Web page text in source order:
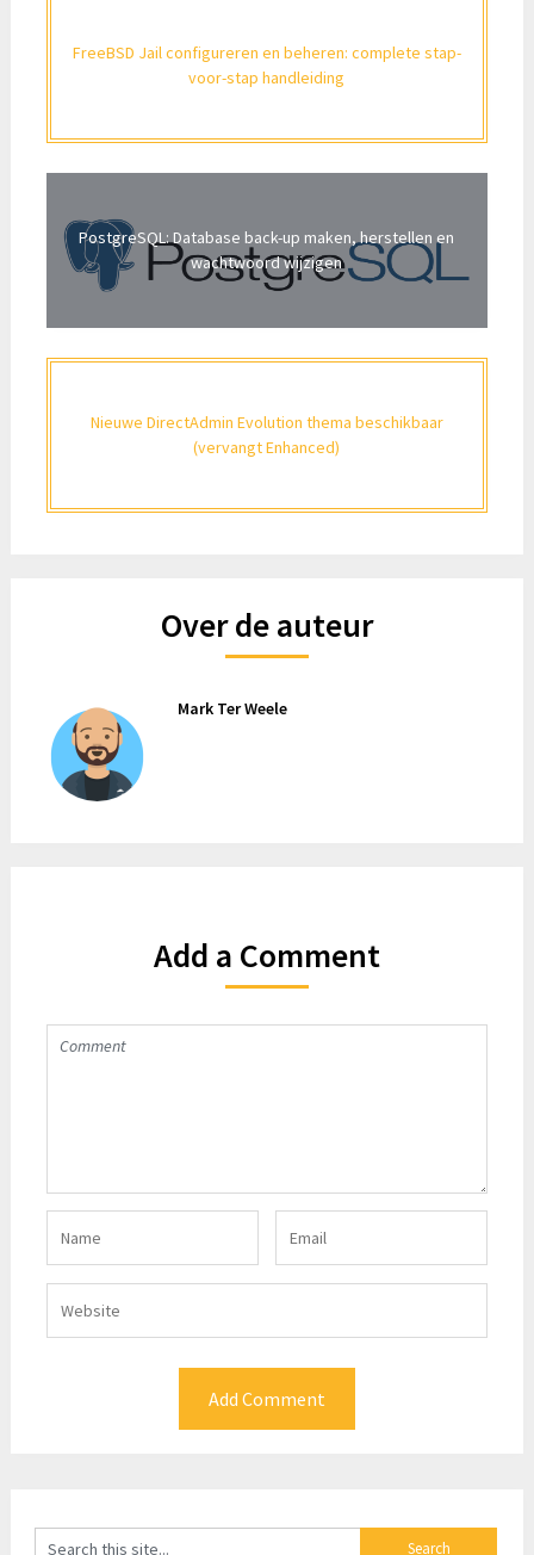
FreeBSD Jail configureren en beheren: complete stap-
voor-stap handleiding
PostgreSQL: Database back-up maken, herstellen en
wachtwoord wijzigen
Nieuwe DirectAdmin Evolution thema beschikbaar
(vervangt Enhanced)
Over de auteur
Mark Ter Weele
Add a Comment